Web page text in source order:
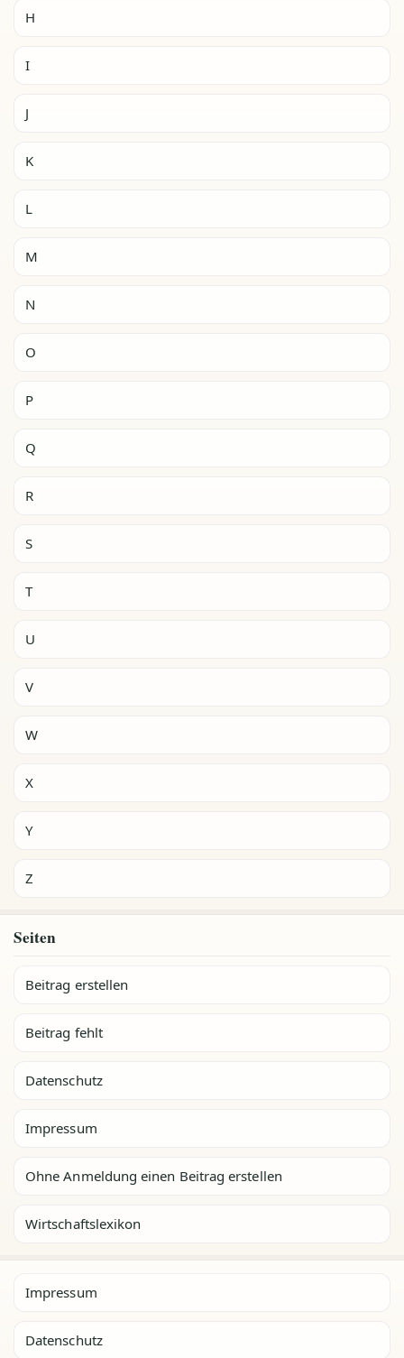
H
I
J
K
L
M
N
O
P
Q
R
S
T
U
V
W
X
Y
Z
Seiten
Beitrag erstellen
Beitrag fehlt
Datenschutz
Impressum
Ohne Anmeldung einen Beitrag erstellen
Wirtschaftslexikon
Impressum
Datenschutz